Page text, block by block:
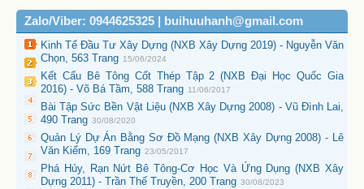
Zalo/Viber: 0944625325 | buihuuhanh@gmail.com
Kinh Tế Đầu Tư Xây Dựng (NXB Xây Dựng 2019) - Nguyễn Văn
Chọn, 563 Trang 15/06/2024
Kết Cấu Bê Tông Cốt Thép Tập 2 (NXB Đại Học Quốc Gia
2016) - Võ Bá Tầm, 588 Trang 11/06/2017
Bài Tập Sức Bền Vật Liệu (NXB Xây Dựng 2008) - Vũ Đình Lai,
490 Trang 30/08/2020
Quản Lý Dự Án Bằng Sơ Đồ Mạng (NXB Xây Dựng 2008) - Lê
Văn Kiểm, 169 Trang 23/05/2017
Phá Hủy, Rạn Nứt Bê Tông-Cơ Học Và Ứng Dụng (NXB Xây
Dựng 2011) - Trần Thế Truyền, 200 Trang 30/08/2023